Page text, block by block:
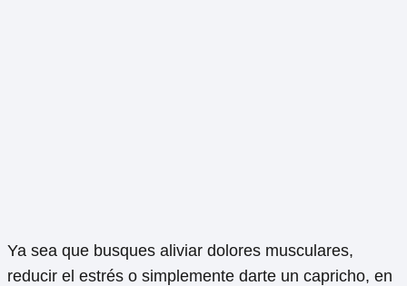
Ya sea que busques aliviar dolores musculares,
reducir el estrés o simplemente darte un capricho, en